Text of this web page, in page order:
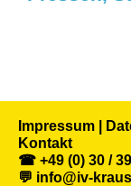
Impressum |
Kontakt
☎ +49 (0) 30 /
💬 info@iv-